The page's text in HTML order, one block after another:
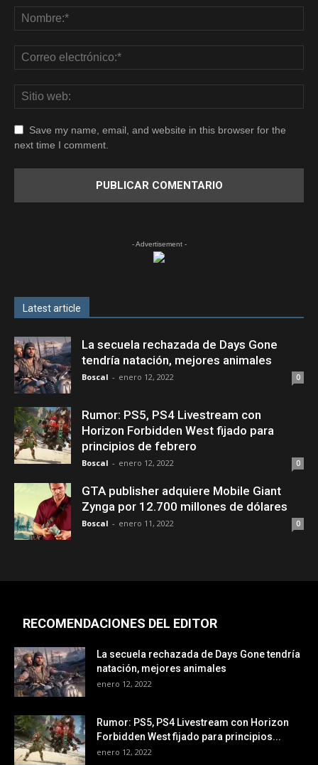
Save my name, email, and website in this browser for the
next time I comment.
- Advertisement -
Latest article
La secuela rechazada de Days Gone
tendría natación, mejores animales
Boscal - enero 12, 2022 0
Rumor: PS5, PS4 Livestream con
Horizon Forbidden West fijado para
principios de febrero
Boscal - enero 12, 2022 0
GTA publisher adquiere Mobile Giant
Zynga por 12.700 millones de dólares
Boscal - enero 11, 2022 0
RECOMENDACIONES DEL EDITOR
La secuela rechazada de Days Gone tendría
natación, mejores animales
enero 12, 2022
Rumor: PS5, PS4 Livestream con Horizon
Forbidden West fijado para principios...
enero 12, 2022